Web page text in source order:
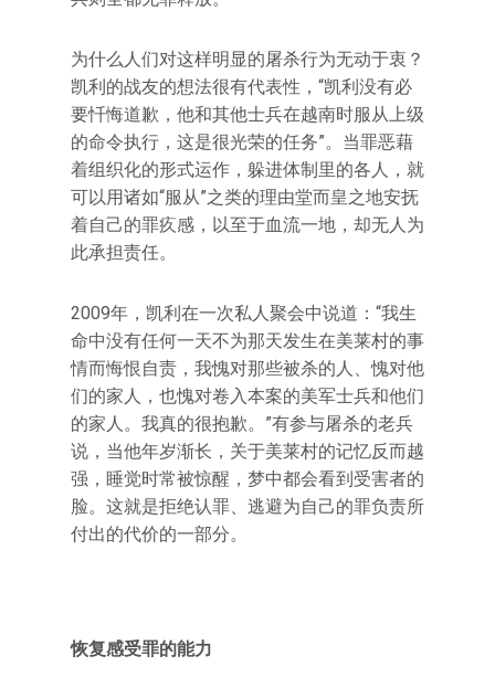
为什么人们对这样明显的屠杀行为无动于衷？
凯利的战友的想法很有代表性，“凯利没有必
要忏悔道歉，他和其他士兵在越南时服从上级
的命令执行，这是很光荣的任务”。当罪恶藉
着组织化的形式运作，躲进体制里的各人，就
可以用诸如“服从”之类的理由堂而皇之地安抚
着自己的罪疚感，以至于血流一地，却无人为
此承担责任。
2009年，凯利在一次私人聚会中说道：“我生
命中没有任何一天不为那天发生在美莱村的事
情而悔恨自责，我愧对那些被杀的人、愧对他
们的家人，也愧对卷入本案的美军士兵和他们
的家人。我真的很抱歉。”有参与屠杀的老兵
说，当他年岁渐长，关于美莱村的记忆反而越
强，睡觉时常被惊醒，梦中都会看到受害者的
脸。这就是拒绝认罪、逃避为自己的罪负责所
付出的代价的一部分。
恢复感受罪的能力